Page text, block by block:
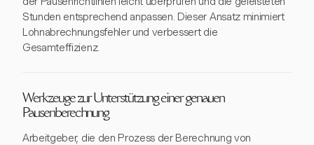
Stunden entsprechend anpassen. Dieser Ansatz minimiert
Lohnabrechnungsfehler und verbessert die
Gesamteffizienz.
Werkzeuge zur Unterstützung einer genauen
Pausenberechnung
Arbeitgeber, die den Prozess der Berechnung von